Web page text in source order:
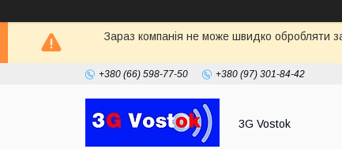
Зараз компанія не може швидко обробляти
+380 (66) 598-77-50 +380 (97) 301-84-42
3G Vostok